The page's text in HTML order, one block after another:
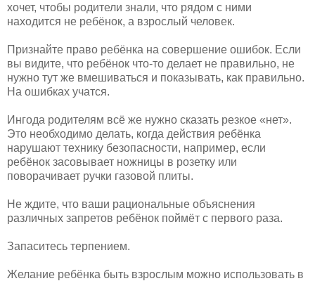
хочет, чтобы родители знали, что рядом с ними
находится не ребёнок, а взрослый человек.
Признайте право ребёнка на совершение ошибок. Если
вы видите, что ребёнок что-то делает не правильно, не
нужно тут же вмешиваться и показывать, как правильно.
На ошибках учатся.
Ингода родителям всё же нужно сказать резкое «нет».
Это необходимо делать, когда действия ребёнка
нарушают технику безопасности, например, если
ребёнок засовывает ножницы в розетку или
поворачивает ручки газовой плиты.
Не ждите, что ваши рациональные объяснения
различных запретов ребёнок поймёт с первого раза.
Запаситесь терпением.
Желание ребёнка быть взрослым можно использовать в